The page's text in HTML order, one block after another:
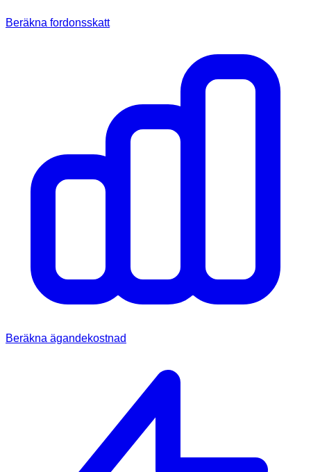
Beräkna fordonsskatt
Beräkna ägandekostnad